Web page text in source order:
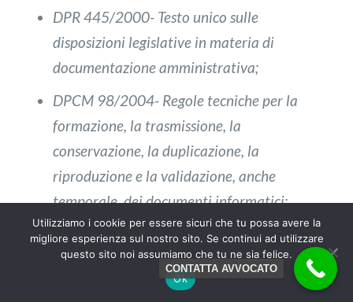
DPR 445/2000- Testo unico sulle
disposizioni legislative in materia di
documentazione amministrativa;
DPCM 98/2004- Regole tecniche per la
formazione, la trasmissione, la
conservazione, la duplicazione, la
riproduzione e la validazione, anche
temporale, dei documenti informatici;
Artt. 2702 c.c., La Tribuna, 50aed., 2022;
https://assistenza.ufficiocamerale.com/
CONTATTA AVVOCATO
Utilizziamo i cookie per essere sicuri che tu possa avere la
migliore esperienza sul nostro sito. Se continui ad utilizzare
questo sito noi assumiamo che tu ne sia felice.
Ok